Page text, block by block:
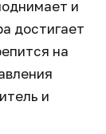
и
достигает
на
и